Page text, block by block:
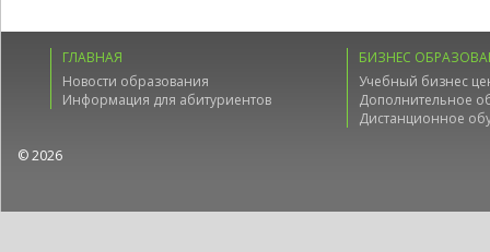
ГЛАВНАЯ
Новости образования
Информация для абитуриентов
БИЗНЕС
Учебный бизнес
Дополнительное
Дистанционное
© 2026